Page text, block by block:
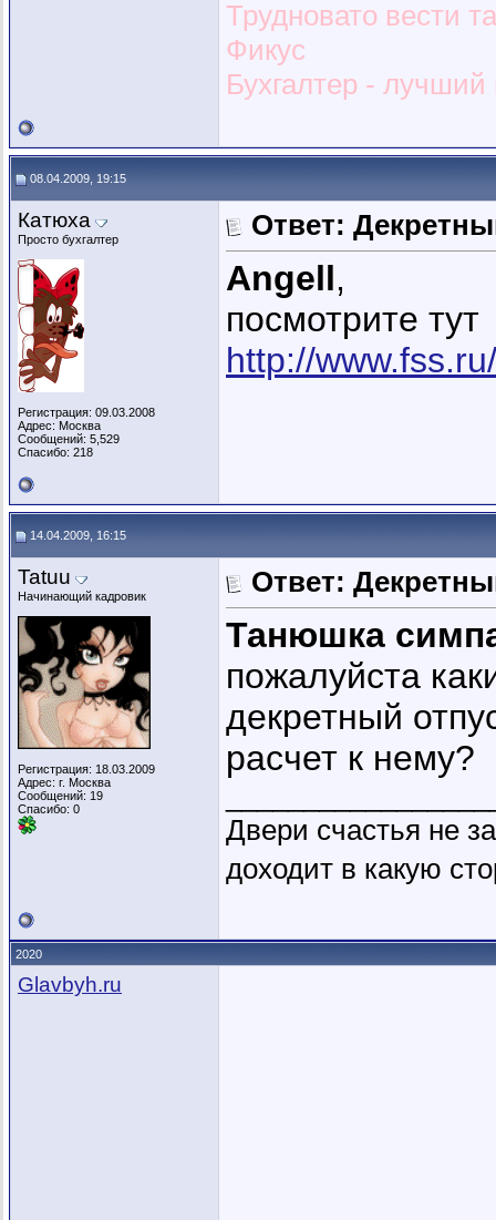
Трудновато вести
Фикус
Бухгалтер -
08.04.2009, 19:15
Катюха
Просто бухгалтер
Регистрация: 09.03.2008
Адрес: Москва
Сообщений: 5,529
Спасибо: 218
Ответ:
Angell,
посмотрите тут
http://
14.04.2009, 16:15
Tatuu
Начинающий кадровик
Регистрация: 18.03.2009
Адрес: г. Москва
Сообщений: 19
Спасибо: 0
Ответ:
Танюшка
пожалуйста
декретный
расчет к нему?
Двери счастья не
доходит в какую
2020
Glavbyh.ru